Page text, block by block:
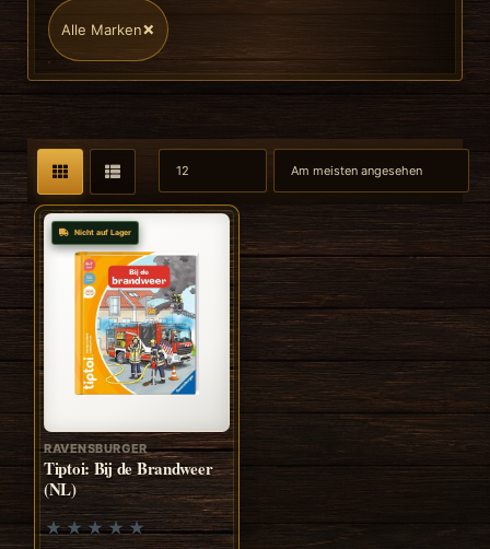
Alle Marken×
Nicht auf Lager
RAVENSBURGER
Tiptoi: Bij de Brandweer
(NL)